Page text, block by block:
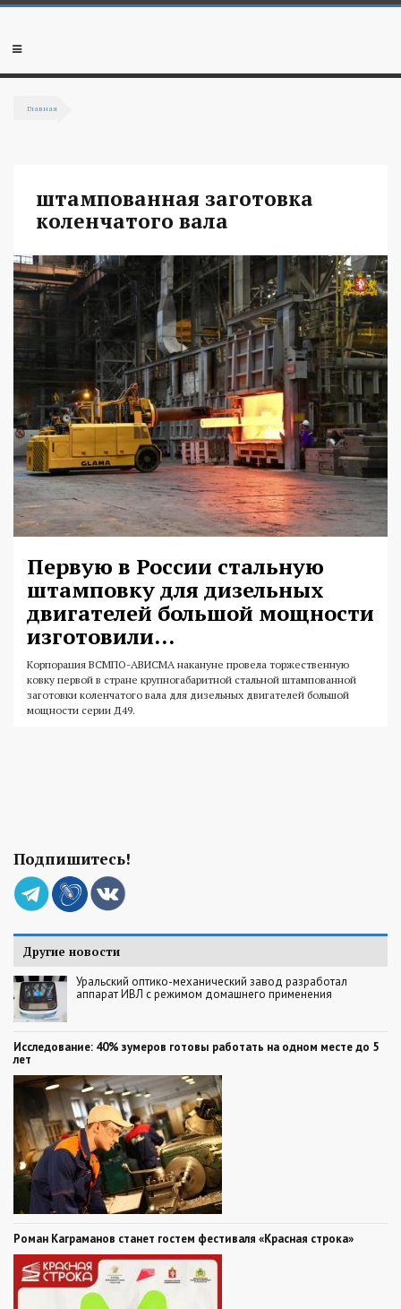
Перейти к основному содержанию
Мобильное
Главная
штампованная заготовка
коленчатого вала
Первую в России стальную
штамповку для дизельных
двигателей большой мощности
изготовили...
Корпорация ВСМПО-АВИСМА накануне провела торжественную
ковку первой в стране крупногабаритной стальной штампованной
заготовки коленчатого вала для дизельных двигателей большой
мощности серии Д49.
Подпишитесь!
Другие новости
Уральский оптико-механический завод разработал
аппарат ИВЛ с режимом домашнего применения
Исследование: 40% зумеров готовы работать на одном месте до 5
лет
Роман Каграманов станет гостем фестиваля «Красная строка»